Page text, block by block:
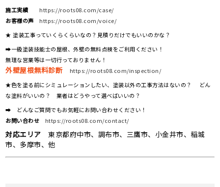
施工実績
https://roots08.com/case/
お客様の声
https://roots08.com/voice/
★ 塗装工事っていくらくらいなの？見積りだけでもいいのかな？
➡一級塗装技能士の屋根、外壁の無料点検をご利用ください！
無理な営業等は一切行っておりません！
外壁屋根無料診断
https://roots08.com/inspection/
★色を塗る前にシミュレーションしたい、塗装以外の工事方法はないの？ どん
な塗料がいいの？ 業者はどうやって選べばいいの？
➡ どんなご質問でもお気軽にお問い合わせください！
お問い合わせ
https://roots08.com/contact/
対応エリア 東京都府中市、調布市、三鷹市、小金井市、稲城
市、多摩市、他